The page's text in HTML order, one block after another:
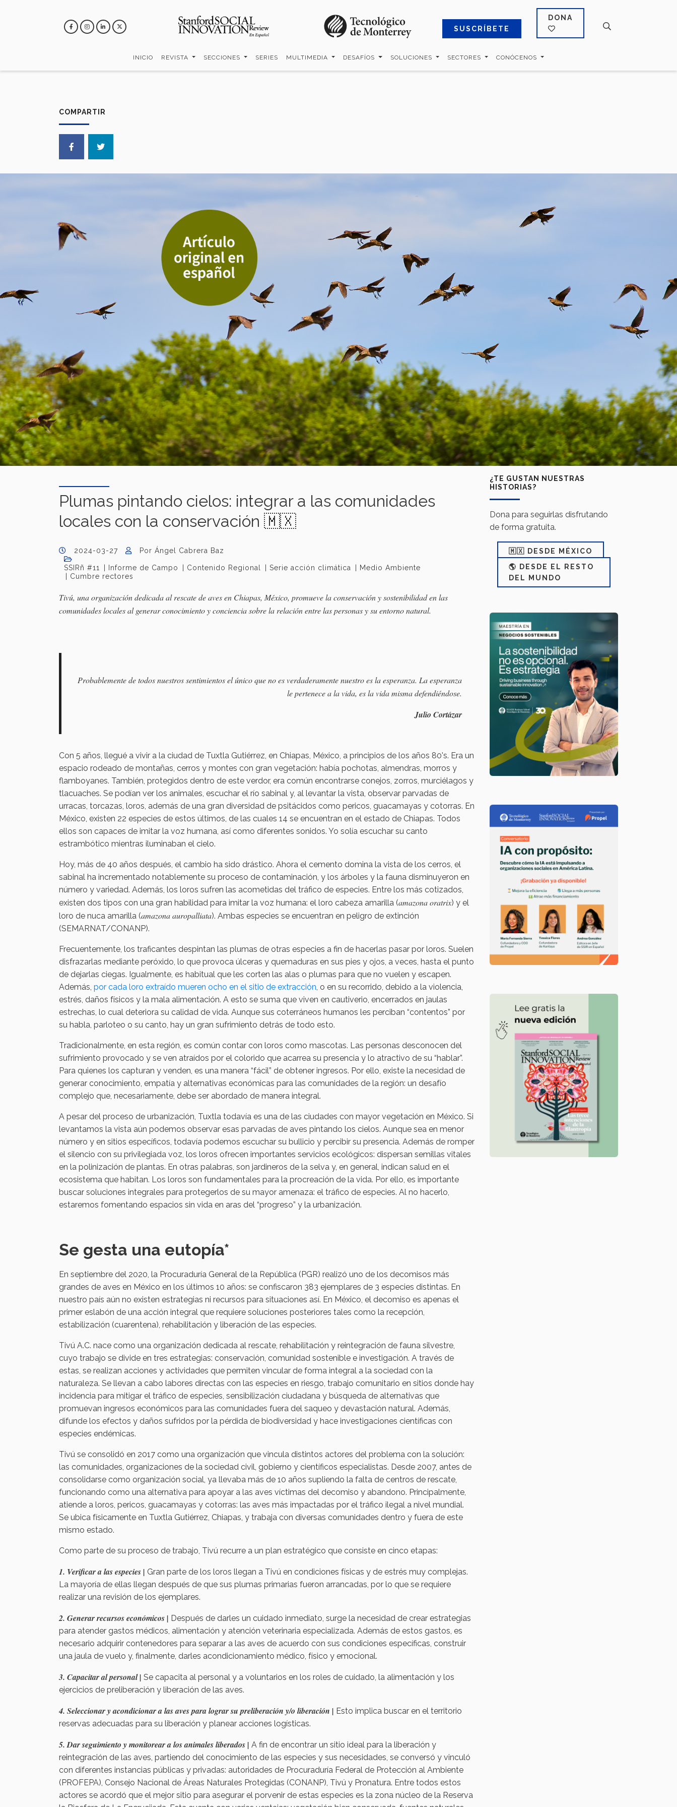
SUSCRÍBETE
DONA
INICIO REVISTA SECCIONES SERIES MULTIMEDIA DESAFÍOS SOLUCIONES SECTORES CONÓCENOS
COMPARTIR
Plumas pintando cielos: integrar a las comunidades
locales con la conservación 🇲🇽
2024-03-27 Por Ángel Cabrera Baz
SSIRñ #11 Informe de Campo Contenido Regional Serie acción climática
Medio Ambiente
Cumbre rectores
Tivú, una organización dedicada al rescate de aves en Chiapas, México, promueve la conservación y sostenibilidad en las
comunidades locales al generar conocimiento y conciencia sobre la relación entre las personas y su entorno natural.
Probablemente de todos nuestros sentimientos el único que no es verdaderamente nuestro es la esperanza. La esperanza
le pertenece a la vida, es la vida misma defendiéndose.
Julio Cortázar
Con 5 años, llegué a vivir a la ciudad de Tuxtla Gutiérrez, en Chiapas, México, a principios de los años 80's. Era un
espacio rodeado de montañas, cerros y montes con gran vegetación: había pochotas, almendras, morros y
flamboyanes. También, protegidos dentro de este verdor, era común encontrarse conejos, zorros, murciélagos y
tlacuaches. Se podían ver los animales, escuchar el río sabinal y, al levantar la vista, observar parvadas de
urracas, torcazas, loros, además de una gran diversidad de psitácidos como pericos, guacamayas y cotorras. En
México, existen 22 especies de estos últimos, de las cuales 14 se encuentran en el estado de Chiapas. Todos
ellos son capaces de imitar la voz humana, así como diferentes sonidos. Yo solía escuchar su canto
estrambótico mientras iluminaban el cielo.
Hoy, más de 40 años después, el cambio ha sido drástico. Ahora el cemento domina la vista de los cerros, el
sabinal ha incrementado notablemente su proceso de contaminación, y los árboles y la fauna disminuyeron en
número y variedad. Además, los loros sufren las acometidas del tráfico de especies. Entre los más cotizados,
existen dos tipos con una gran habilidad para imitar la voz humana: el loro cabeza amarilla (amazona oratrix) y el
loro de nuca amarilla (amazona auropalliata). Ambas especies se encuentran en peligro de extinción
(SEMARNAT/CONANP).
Frecuentemente, los traficantes despintan las plumas de otras especies a fin de hacerlas pasar por loros. Suelen
disfrazarlas mediante peróxido, lo que provoca úlceras y quemaduras en sus pies y ojos, a veces, hasta el punto
de dejarlas ciegas. Igualmente, es habitual que les corten las alas o plumas para que no vuelen y escapen.
Además, por cada loro extraído mueren ocho en el sitio de extracción, o en su recorrido, debido a la violencia,
estrés, daños físicos y la mala alimentación. A esto se suma que viven en cautiverio, encerrados en jaulas
estrechas, lo cual deteriora su calidad de vida. Aunque sus coterráneos humanos les perciban “contentos” por
su habla, parloteo o su canto, hay un gran sufrimiento detrás de todo esto.
Tradicionalmente, en esta región, es común contar con loros como mascotas. Las personas desconocen del
sufrimiento provocado y se ven atraídos por el colorido que acarrea su presencia y lo atractivo de su “hablar”.
Para quienes los capturan y venden, es una manera “fácil” de obtener ingresos. Por ello, existe la necesidad de
generar conocimiento, empatía y alternativas económicas para las comunidades de la región: un desafío
complejo que, necesariamente, debe ser abordado de manera integral.
A pesar del proceso de urbanización, Tuxtla todavía es una de las ciudades con mayor vegetación en México. Si
levantamos la vista aún podemos observar esas parvadas de aves pintando los cielos. Aunque sea en menor
número y en sitios específicos, todavía podemos escuchar su bullicio y percibir su presencia. Además de romper
el silencio con su privilegiada voz, los loros ofrecen importantes servicios ecológicos: dispersan semillas vitales
en la polinización de plantas. En otras palabras, son jardineros de la selva y, en general, indican salud en el
ecosistema que habitan. Los loros son fundamentales para la procreación de la vida. Por ello, es importante
buscar soluciones integrales para protegerlos de su mayor amenaza: el tráfico de especies. Al no hacerlo,
estaremos fomentando espacios sin vida en aras del “progreso” y la urbanización.
Se gesta una eutopía*
En septiembre del 2020, la Procuraduría General de la República (PGR) realizó uno de los decomisos más
grandes de aves en México en los últimos 10 años: se confiscaron 383 ejemplares de 3 especies distintas. En
nuestro país aún no existen estrategias ni recursos para situaciones así. En México, el decomiso es apenas el
primer eslabón de una acción integral que requiere soluciones posteriores tales como la recepción,
estabilización (cuarentena), rehabilitación y liberación de las especies.
Tivú A.C. nace como una organización dedicada al rescate, rehabilitación y reintegración de fauna silvestre,
cuyo trabajo se divide en tres estrategias: conservación, comunidad sostenible e investigación. A través de
estas, se realizan acciones y actividades que permiten vincular de forma integral a la sociedad con la
naturaleza. Se llevan a cabo labores directas con las especies en riesgo, trabajo comunitario en sitios donde hay
incidencia para mitigar el tráfico de especies, sensibilización ciudadana y búsqueda de alternativas que
promuevan ingresos económicos para las comunidades fuera del saqueo y devastación natural. Además,
difunde los efectos y daños sufridos por la pérdida de biodiversidad y hace investigaciones científicas con
especies endémicas.
Tivú se consolidó en 2017 como una organización que vincula distintos actores del problema con la solución:
las comunidades, organizaciones de la sociedad civil, gobierno y científicos especialistas. Desde 2007, antes de
consolidarse como organización social, ya llevaba más de 10 años supliendo la falta de centros de rescate,
funcionando como una alternativa para apoyar a las aves víctimas del decomiso y abandono. Principalmente,
atiende a loros, pericos, guacamayas y cotorras: las aves más impactadas por el tráfico ilegal a nivel mundial.
Se ubica físicamente en Tuxtla Gutiérrez, Chiapas, y trabaja con diversas comunidades dentro y fuera de este
mismo estado.
Como parte de su proceso de trabajo, Tivú recurre a un plan estratégico que consiste en cinco etapas:
1. Verificar a las especies | Gran parte de los loros llegan a Tivú en condiciones físicas y de estrés muy complejas.
La mayoría de ellas llegan después de que sus plumas primarias fueron arrancadas, por lo que se requiere
realizar una revisión de los ejemplares.
2. Generar recursos económicos | Después de darles un cuidado inmediato, surge la necesidad de crear estrategias
para atender gastos médicos, alimentación y atención veterinaria especializada. Además de estos gastos, es
necesario adquirir contenedores para separar a las aves de acuerdo con sus condiciones específicas, construir
una jaula de vuelo y, finalmente, darles acondicionamiento médico, físico y emocional.
3. Capacitar al personal | Se capacita al personal y a voluntarios en los roles de cuidado, la alimentación y los
ejercicios de preliberación y liberación de las aves.
4. Seleccionar y acondicionar a las aves para lograr su preliberación y/o liberación | Esto implica buscar en el territorio
reservas adecuadas para su liberación y planear acciones logísticas.
5. Dar seguimiento y monitorear a los animales liberados | A fin de encontrar un sitio ideal para la liberación y
reintegración de las aves, partiendo del conocimiento de las especies y sus necesidades, se conversó y vinculó
con diferentes instancias públicas y privadas: autoridades de Procuraduría Federal de Protección al Ambiente
(PROFEPA), Consejo Nacional de Áreas Naturales Protegidas (CONANP), Tivú y Pronatura. Entre todos estos
actores se acordó que el mejor sitio para asegurar el porvenir de estas especies es la zona núcleo de la Reserva
¿TE GUSTAN NUESTRAS
HISTORIAS?
Dona para seguirlas disfrutando
de forma gratuita.
🇲🇽 DESDE MÉXICO
🌎 DESDE EL RESTO
DEL MUNDO